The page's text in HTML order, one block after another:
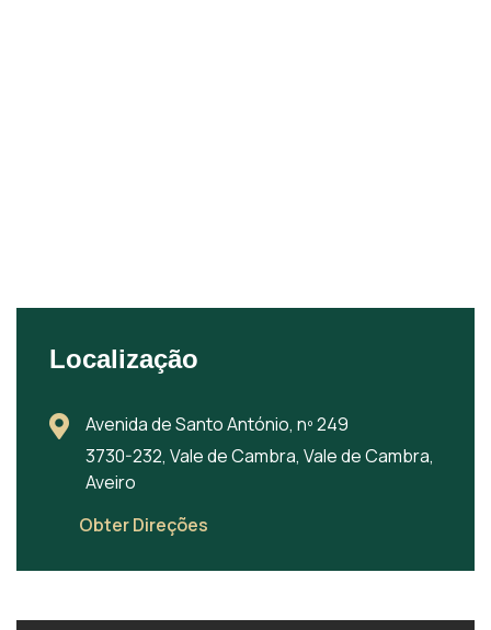
Localização
Avenida de Santo António, nº 249
3730-232, Vale de Cambra, Vale de Cambra,
Aveiro
Obter Direções